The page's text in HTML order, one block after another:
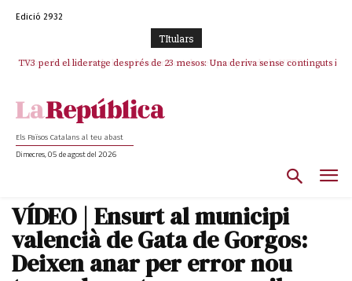
Edició 2932
TItulars
TV3 perd el lideratge després de 23 mesos: Una deriva sense continguts i
Els Països Catalans al teu abast
Dimecres, 05 de agost del 2026
VÍDEO | Ensurt al municipi
valencià de Gata de Gorgos:
Deixen anar per error nou